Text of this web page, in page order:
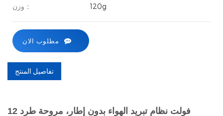
وزن：
120g
مطلوب الان
تفاصيل المنتج
12 فولت نظام تبريد الهواء بدون إطار، مروحة طرد